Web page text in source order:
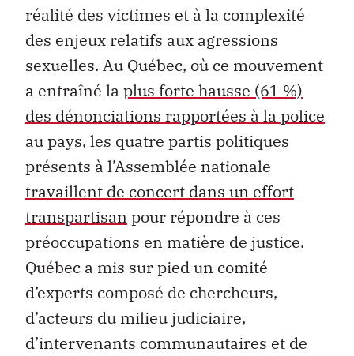
réalité des victimes et à la complexité
des enjeux relatifs aux agressions
sexuelles. Au Québec, où ce mouvement
a entraîné la plus forte hausse (61 %)
des dénonciations rapportées à la police
au pays, les quatre partis politiques
présents à l’Assemblée nationale
travaillent de concert dans un effort
transpartisan pour répondre à ces
préoccupations en matière de justice.
Québec a mis sur pied un comité
d’experts composé de chercheurs,
d’acteurs du milieu judiciaire,
d’intervenants communautaires et de